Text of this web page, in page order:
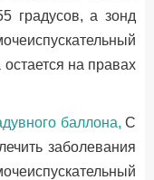
градусов, а зонд
на правах
баллона, С
заболевания